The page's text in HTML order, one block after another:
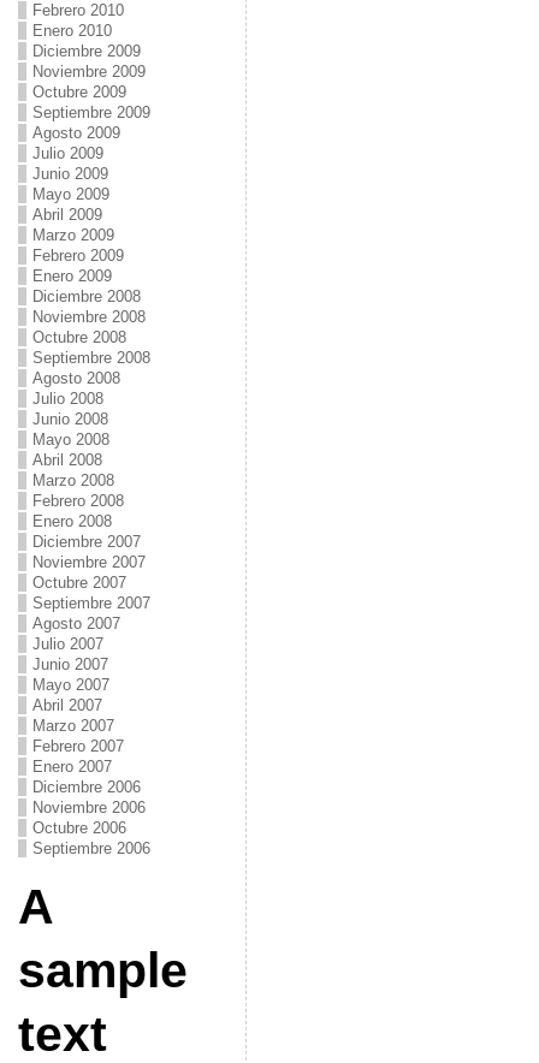
Febrero 2010
Enero 2010
Diciembre 2009
Noviembre 2009
Octubre 2009
Septiembre 2009
Agosto 2009
Julio 2009
Junio 2009
Mayo 2009
Abril 2009
Marzo 2009
Febrero 2009
Enero 2009
Diciembre 2008
Noviembre 2008
Octubre 2008
Septiembre 2008
Agosto 2008
Julio 2008
Junio 2008
Mayo 2008
Abril 2008
Marzo 2008
Febrero 2008
Enero 2008
Diciembre 2007
Noviembre 2007
Octubre 2007
Septiembre 2007
Agosto 2007
Julio 2007
Junio 2007
Mayo 2007
Abril 2007
Marzo 2007
Febrero 2007
Enero 2007
Diciembre 2006
Noviembre 2006
Octubre 2006
Septiembre 2006
A
sample
text